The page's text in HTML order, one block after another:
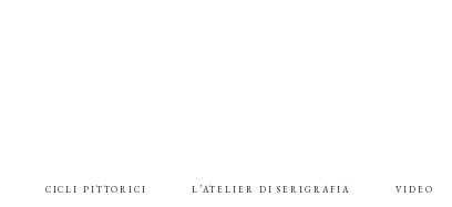
CICLI PITTORICI L’ATELIER DI SERIGRAFIA VIDEO